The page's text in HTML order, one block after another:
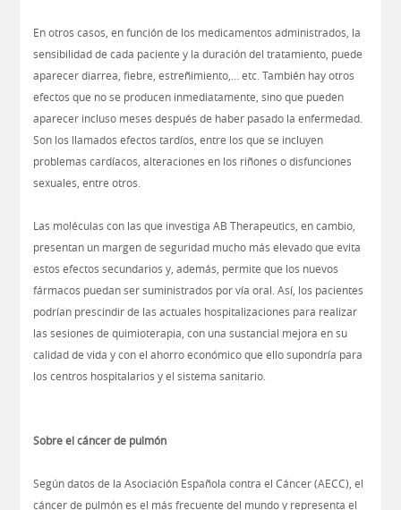
En otros casos, en función de los medicamentos administrados, la
sensibilidad de cada paciente y la duración del tratamiento, puede
aparecer diarrea, fiebre, estreñimiento,… etc. También hay otros
efectos que no se producen inmediatamente, sino que pueden
aparecer incluso meses después de haber pasado la enfermedad.
Son los llamados efectos tardíos, entre los que se incluyen
problemas cardíacos, alteraciones en los riñones o disfunciones
sexuales, entre otros.
Las moléculas con las que investiga AB Therapeutics, en cambio,
presentan un margen de seguridad mucho más elevado que evita
estos efectos secundarios y, además, permite que los nuevos
fármacos puedan ser suministrados por vía oral. Así, los pacientes
podrían prescindir de las actuales hospitalizaciones para realizar
las sesiones de quimioterapia, con una sustancial mejora en su
calidad de vida y con el ahorro económico que ello supondría para
los centros hospitalarios y el sistema sanitario.
Sobre el cáncer de pulmón
Según datos de la Asociación Española contra el Cáncer (AECC), el
cáncer de pulmón es el más frecuente del mundo y representa el